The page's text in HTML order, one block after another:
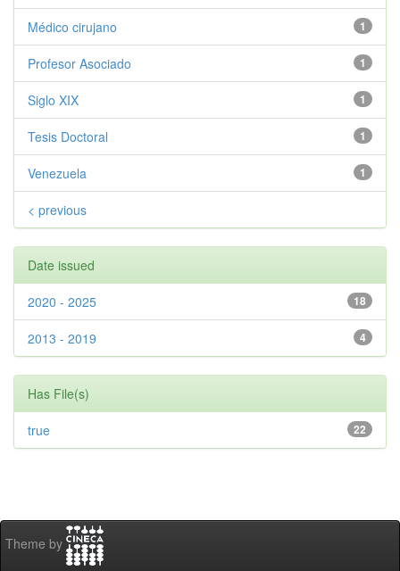
1
Médico cirujano
1
Profesor Asociado
1
Siglo XIX
1
Tesis Doctoral
1
Venezuela
< previous
Date issued
18
2020 - 2025
4
2013 - 2019
Has File(s)
22
true
Theme by